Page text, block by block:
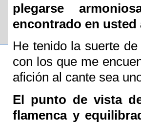
plegarse
encontrado en usted
He tenido la suerte
con los que me
afición al cante sea
El punto de vista
flamenca y